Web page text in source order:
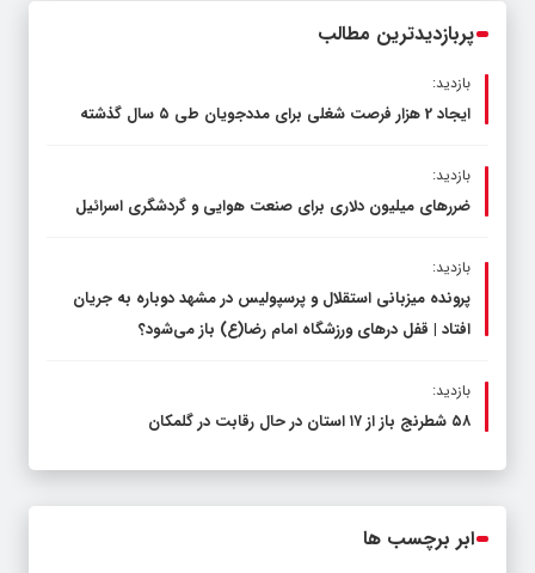
پربازدیدترین مطالب
بازدید:
ایجاد 2 هزار فرصت شغلی برای مددجویان طی ۵ سال گذشته
بازدید:
ضررهای میلیون دلاری برای صنعت هوایی و گردشگری اسرائیل
بازدید:
پرونده میزبانی استقلال و پرسپولیس در مشهد دوباره به جریان
افتاد | قفل در‌های ورزشگاه امام رضا(ع) باز می‌شود؟
بازدید:
۵۸ شطرنج‌ باز از ۱۷ استان در حال رقابت در گلمکان
ابر برچسب ها